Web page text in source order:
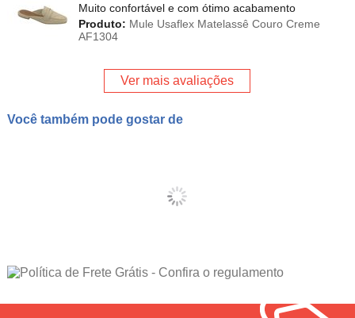
Muito confortável e com ótimo acabamento
Produto: Mule Usaflex Matelassê Couro Creme
AF1304
Ver mais avaliações
Você também pode gostar de